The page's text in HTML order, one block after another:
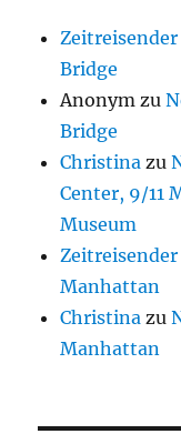
Zeitreisender
Bridge
Anonym zu
Bridge
Christina zu
Center, 9/11
Museum
Zeitreisender
Manhattan
Christina zu
Manhattan